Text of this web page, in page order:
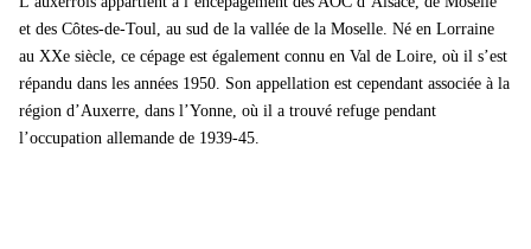
et des Côtes-de-Toul, au sud de la vallée de la Moselle. Né en Lorraine
au XXe siècle, ce cépage est également connu en Val de Loire, où il s’est
répandu dans les années 1950. Son appellation est cependant associée à la
région d’Auxerre, dans l’Yonne, où il a trouvé refuge pendant
l’occupation allemande de 1939-45.